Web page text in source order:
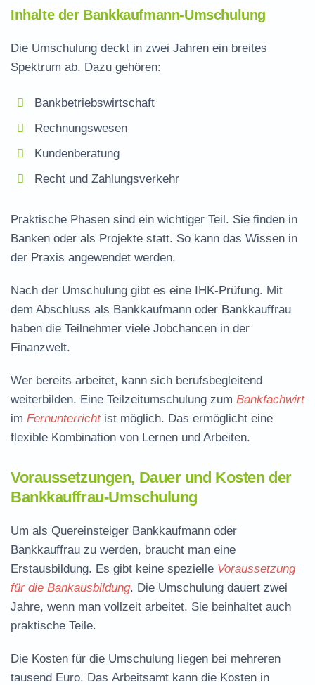
Inhalte der Bankkaufmann-Umschulung
Die Umschulung deckt in zwei Jahren ein breites
Spektrum ab. Dazu gehören:
Bankbetriebswirtschaft
Rechnungswesen
Kundenberatung
Recht und Zahlungsverkehr
Praktische Phasen sind ein wichtiger Teil. Sie finden in
Banken oder als Projekte statt. So kann das Wissen in
der Praxis angewendet werden.
Nach der Umschulung gibt es eine IHK-Prüfung. Mit
dem Abschluss als Bankkaufmann oder Bankkauffrau
haben die Teilnehmer viele Jobchancen in der
Finanzwelt.
Wer bereits arbeitet, kann sich berufsbegleitend
weiterbilden. Eine Teilzeitumschulung zum Bankfachwirt
im Fernunterrichtist möglich. Das ermöglicht eine
flexible Kombination von Lernen und Arbeiten.
Voraussetzungen, Dauer und Kosten der
Bankkauffrau-Umschulung
Um als Quereinsteiger Bankkaufmann oder
Bankkauffrau zu werden, braucht man eine
Erstausbildung. Es gibt keine spezielle Voraussetzung
für die Bankausbildung. Die Umschulung dauert zwei
Jahre, wenn man vollzeit arbeitet. Sie beinhaltet auch
praktische Teile.
Die Kosten für die Umschulung liegen bei mehreren
tausend Euro. Das Arbeitsamt kann die Kosten in